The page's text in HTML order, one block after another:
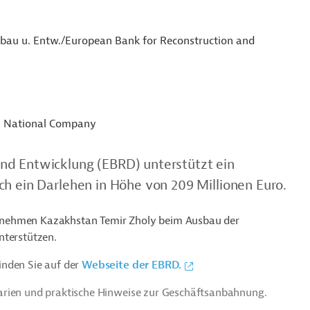
u. Entw./European Bank for Reconstruction and
National Company
Entwicklung (EBRD) unterstützt ein
ein Darlehen in Höhe von 209 Millionen Euro.
Kazakhstan Temir Zholy beim Ausbau der
Sie auf derWebseite der EBRD.
und praktische Hinweise zur Geschäftsanbahnung.